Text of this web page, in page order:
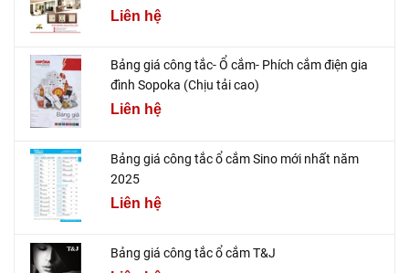
Liên hệ
Bảng giá công tắc- Ổ cắm- Phích cắm điện gia
đình Sopoka (Chịu tải cao)
Liên hệ
Bảng giá công tắc ổ cắm Sino mới nhất năm
2025
Liên hệ
Bảng giá công tắc ổ cắm T&J